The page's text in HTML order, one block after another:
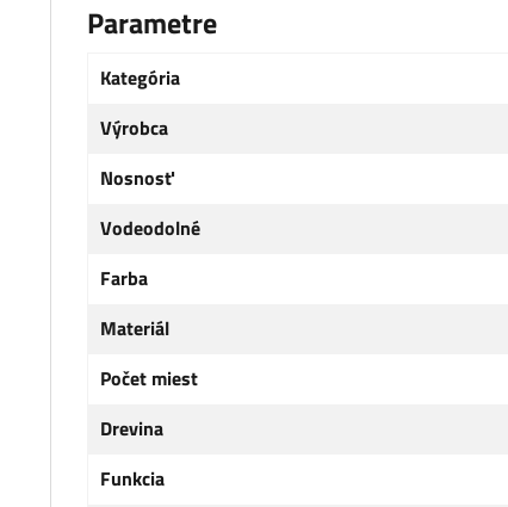
Parametre
Kategória
Výrobca
Nosnosť
Vodeodolné
Farba
Materiál
Počet miest
Drevina
Funkcia